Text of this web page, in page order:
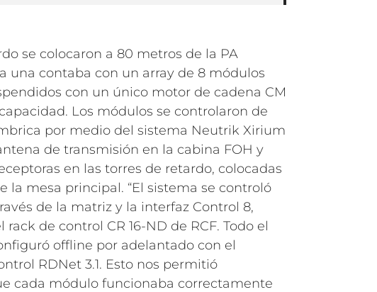
se colocaron a 80 metros de la PA
una contaba con un array de 8 módulos
con un único motor de cadena CM
Los módulos se controlaron de
por medio del sistema Neutrik Xirium
de transmisión en la cabina FOH y
en las torres de retardo, colocadas
la mesa principal. “El sistema se controló
de la matriz y la interfaz Control 8,
de control CR 16-ND de RCF. Todo el
offline por adelantado con el
RDNet 3.1. Esto nos permitió
cada módulo funcionaba correctamente